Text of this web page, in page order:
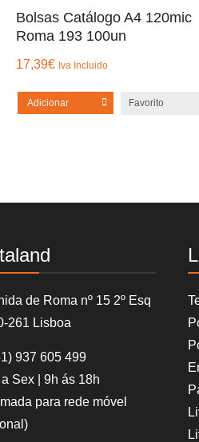
Bolsas Catálogo A4 120mic
Roma 193 100un
17,39€ Iva Incluido
Adicionar Favorito
de Roma nº 15 2º Esq
261 Lisboa
937 605 499
Sex | 9h ás 18h
para rede móvel